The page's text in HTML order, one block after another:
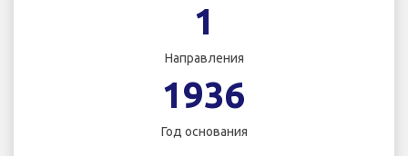
1
Направления
1936
Год основания